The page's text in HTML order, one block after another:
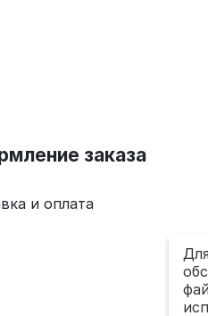
заказа
и оплата